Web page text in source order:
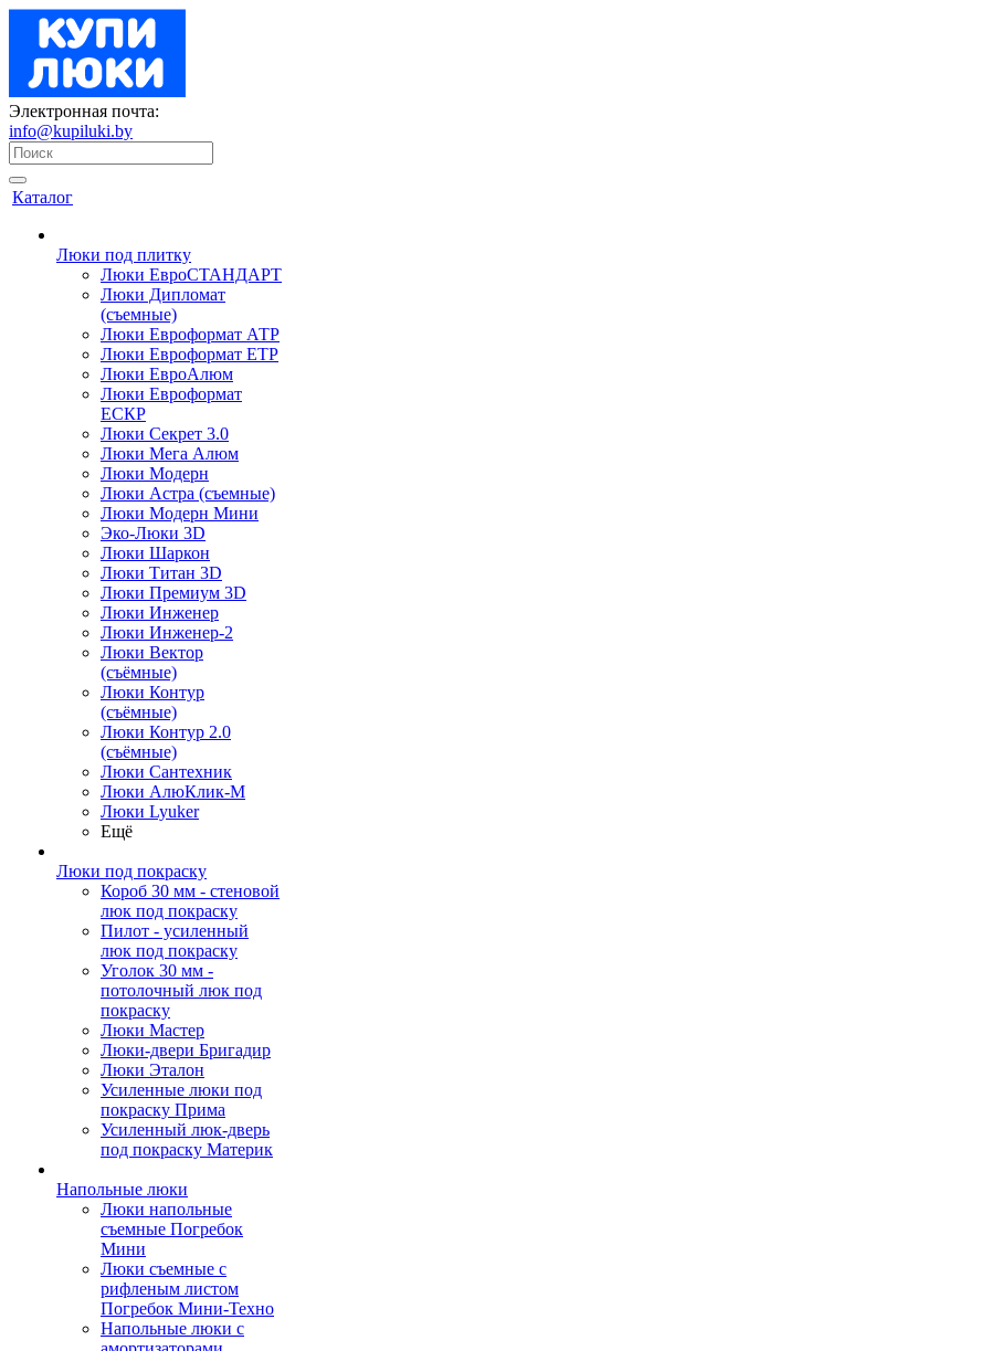
Электронная почта:
info@kupiluki.by
Каталог
Люки под плитку
Люки ЕвроСТАНДАРТ
Люки Дипломат
(съемные)
Люки Евроформат АТР
Люки Евроформат ЕТР
Люки ЕвроАлюм
Люки Евроформат
ЕСКР
Люки Секрет 3.0
Люки Мега Алюм
Люки Модерн
Люки Астра (съемные)
Люки Модерн Мини
Эко-Люки 3D
Люки Шаркон
Люки Титан 3D
Люки Премиум 3D
Люки Инженер
Люки Инженер-2
Люки Вектор
(съёмные)
Люки Контур
(съёмные)
Люки Контур 2.0
(съёмные)
Люки Сантехник
Люки АлюКлик-М
Люки Lyuker
Ещё
Люки под покраску
Короб 30 мм - стеновой
люк под покраску
Пилот - усиленный
люк под покраску
Уголок 30 мм -
потолочный люк под
покраску
Люки Мастер
Люки-двери Бригадир
Люки Эталон
Усиленные люки под
покраску Прима
Усиленный люк-дверь
под покраску Материк
Напольные люки
Люки напольные
съемные Погребок
Мини
Люки съемные с
рифленым листом
Погребок Мини-Техно
Напольные люки с